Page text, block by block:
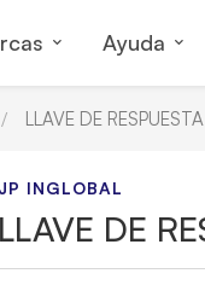
Ayuda
LLAVE DE
JP INGLOBAL
LLAVE DE